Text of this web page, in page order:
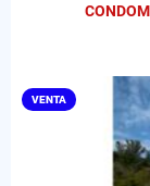
VENTA